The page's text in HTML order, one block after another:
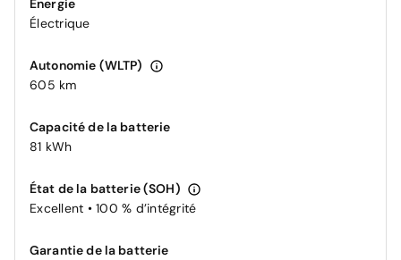
Énergie
Électrique
Autonomie (WLTP)
605 km
Capacité de la batterie
81 kWh
État de la batterie (SOH)
Excellent • 100 % d’intégrité
Garantie de la batterie